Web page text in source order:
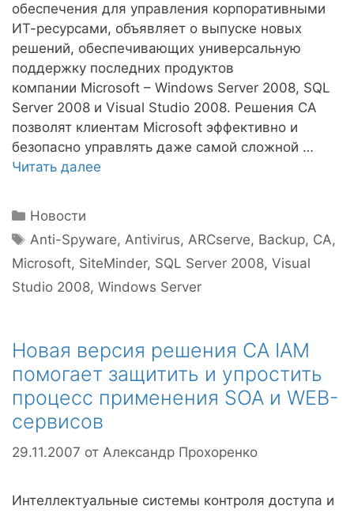
обеспечения для управления корпоративными
ИТ-ресурсами, объявляет о выпуске новых
решений, обеспечивающих универсальную
поддержку последних продуктов
компании Microsoft – Windows Server 2008, SQL
Server 2008 и Visual Studio 2008. Решения CA
позволят клиентам Microsoft эффективно и
безопасно управлять даже самой сложной …
Читать далее
Рубрики
Новости
Метки
Anti-Spyware,Antivirus,ARCserve, Backup, CA,
Microsoft, SiteMinder, SQL Server 2008, Visual
Studio 2008, Windows Server
Новая версия решения CA IAM
помогает защитить и упростить
процесс применения SOA и WEB-
сервисов
29.11.2007 от Александр Прохоренко
Интеллектуальные системы контроля доступа и